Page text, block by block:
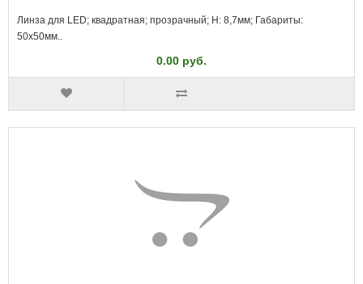
Линза для LED; квадратная; прозрачный; H: 8,7мм; Габариты:
50x50мм..
0.00 руб.